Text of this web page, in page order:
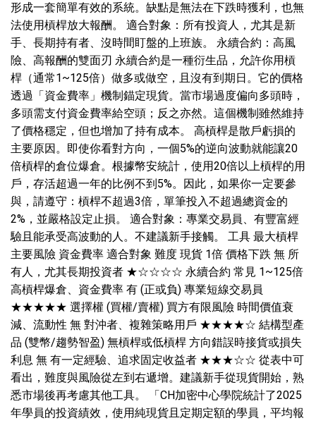
形成一套簡單有效的系統。缺點是無法在下跌時獲利，也無
法使用槓桿放大報酬。 適合對象：所有投資人，尤其是新
手、長期持有者、沒時間盯盤的上班族。 永續合約：高風
險、高報酬的雙面刃 永續合約是一種衍生品，允許你用槓
桿（通常1~125倍）做多或做空，且沒有到期日。它的價格
透過「資金費率」機制錨定現貨。當市場過度偏向多頭時，
多頭需支付資金費率給空頭；反之亦然。這個機制雖然維持
了價格穩定，但也增加了持有成本。 高槓桿是散戶虧損的
主要原因。即使你看對方向，一個5%的逆向波動就能讓20
倍槓桿的倉位爆倉。根據幣安統計，使用20倍以上槓桿的用
戶，存活超過一年的比例不到5%。因此，如果你一定要參
與，請遵守：槓桿不超過3倍，單筆投入不超過總資金的
2%，並嚴格設定止損。 適合對象：專業交易員、有豐富經
驗且能承受高波動的人。不建議新手接觸。 工具 最大槓桿
主要風險 資金費率 適合對象 難度 現貨 1倍 價格下跌 無 所
有人，尤其長期投資者 ★☆☆☆☆ 永續合約 常見 1~125倍
高槓桿爆倉、資金費率 有 (正或負) 專業短線交易員
★★★★★ 選擇權 (買權/賣權) 買方有限風險 時間價值衰
減、流動性 無 對沖者、複雜策略用戶 ★★★★☆ 結構型產
品 (雙幣/趨勢智盈) 無槓桿或低槓桿 方向錯誤時接貨或損失
利息 無 有一定經驗、追求固定收益者 ★★★☆☆ 從表中可
看出，難度與風險從左到右遞增。建議新手從現貨開始，熟
悉市場後再考慮其他工具。 「CH加密中心學院統計了2025
年學員的投資績效，使用純現貨且定期定額的學員，平均報